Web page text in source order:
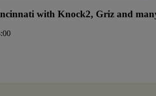
with Knock2, Griz and